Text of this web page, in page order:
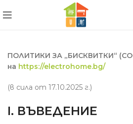
ПОЛИТИКИ ЗА „БИСКВИТКИ“
на https://electrohome.bg/
(в сила от 17.10.2025 г.)
I. ВЪВЕДЕНИЕ